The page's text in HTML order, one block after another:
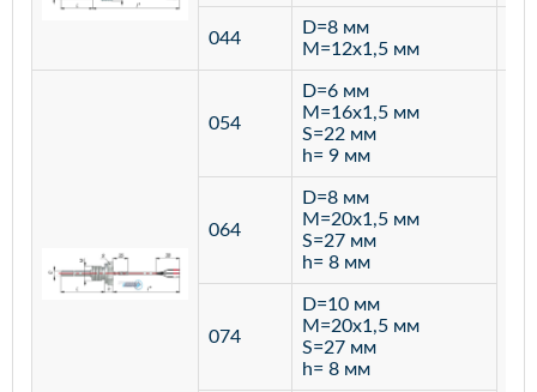
044
D=8 мм
M=12х1,5 мм
054
D=6 мм
M=16х1,5 мм
S=22 мм
h= 9 мм
064
D=8 мм
M=20х1,5 мм
S=27 мм
h= 8 мм
074
D=10 мм
M=20х1,5 мм
S=27 мм
h= 8 мм